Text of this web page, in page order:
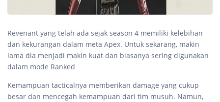
Revenant yang telah ada sejak season 4 memiliki kelebihan
dan kekurangan dalam meta Apex. Untuk sekarang, makin
lama dia menjadi makin kuat dan biasanya sering digunakan
dalam mode Ranked
Kemampuan tacticalnya memberikan damage yang cukup
besar dan mencegah kemampuan dari tim musuh. Namun,